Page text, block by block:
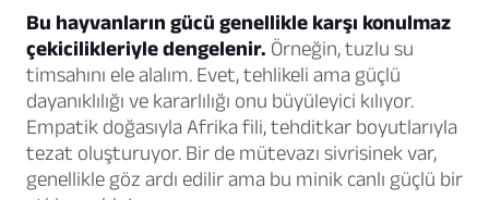
Bu hayvanların gücü genellikle karşı konulmaz
çekicilikleriyle dengelenir. Örneğin, tuzlu su
timsahını ele alalım. Evet, tehlikeli ama güçlü
dayanıklılığı ve kararlılığı onu büyüleyici kılıyor.
Empatik doğasıyla Afrika fili, tehditkar boyutlarıyla
tezat oluşturuyor. Bir de mütevazı sivrisinek var,
genellikle göz ardı edilir ama bu minik canlı güçlü bir